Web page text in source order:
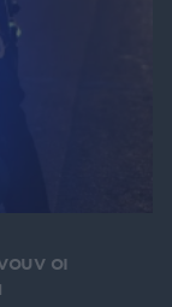
οι